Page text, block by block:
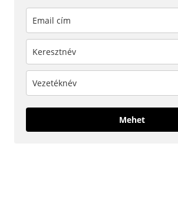
Mehet